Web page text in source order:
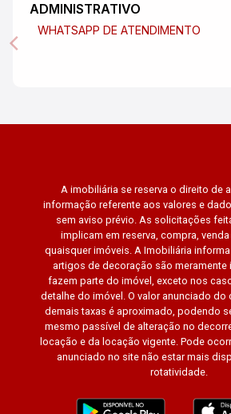
ADMINISTRATIVO
WHATSAPP DE ATENDIMENTO
A imobiliária se reserva o direito de
informação referente aos valores e
sem aviso prévio. As solicitações
implicam em reserva, compra,
quaisquer imóveis. A Imobiliária
artigos de decoração são meramente
fazem parte do imóvel, exceto nos
detalhe do imóvel. O valor anunciado do
demais taxas é aproximado, podendo
mesmo passível de alteração no
locação e da locação vigente. Pode
anunciado no site não estar mais
rotatividade.